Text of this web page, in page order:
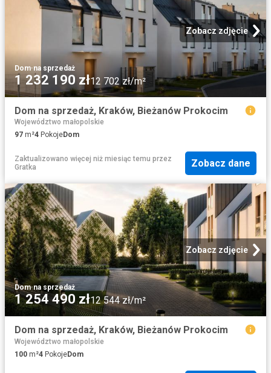
Zobacz zdjęcie
Dom·na sprzedaż
1 232 190 zł12 702 zł/m²
Dom na sprzedaż, Kraków, Bieżanów Prokocim
Województwo małopolskie
97 m²4 PokojeDom
Zaktualizowano więcej niż miesiąc temu przez
Gratka
Zobacz dane
Zobacz zdjęcie
Dom·na sprzedaż
1 254 490 zł12 544 zł/m²
Dom na sprzedaż, Kraków, Bieżanów Prokocim
Województwo małopolskie
100 m²4 PokojeDom